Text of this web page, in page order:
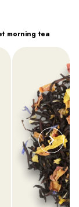
morning tea